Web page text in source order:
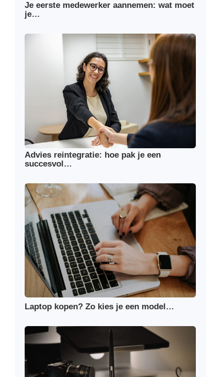
Je eerste medewerker aannemen: wat moet
je…
Advies reintegratie: hoe pak je een
succesvol…
Laptop kopen? Zo kies je een model…